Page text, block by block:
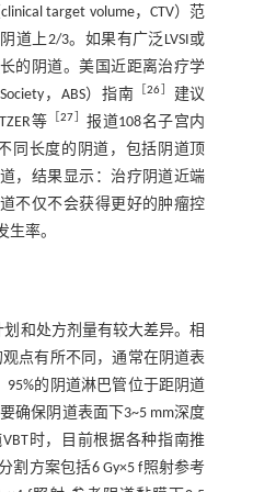
target volume，CTV）范
道上2/3。如果有广泛LVSI或
的阴道。美国近距离治疗学
，ABS）指南
［26
建议
等 ［27 ］报道108名子宫内
同长度的阴道，包括阴道顶
，结果显示：治疗阴道近端
不仅不会获得更好的肿瘤控
率。
和处方剂量有较大差异。相
点有所不同，通常在阴道表
95%的阴道淋巴管位于距阴道
确保阴道表面下3~5 mm深度
时，目前根据各种指南推
割方案包括6 Gy×5 f照射参考